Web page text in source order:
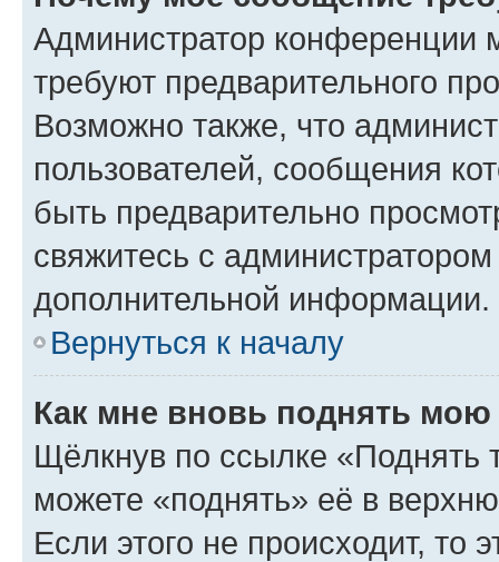
Администратор конференции
требуют предварительного
Возможно также, что
пользователей, сообщения
быть предварительно
свяжитесь с
дополнительной информации.
Вернуться к началу
Как мне вновь поднять мою
Щёлкнув по ссылке «Поднять
можете «поднять» её в
Если этого не происходит, то